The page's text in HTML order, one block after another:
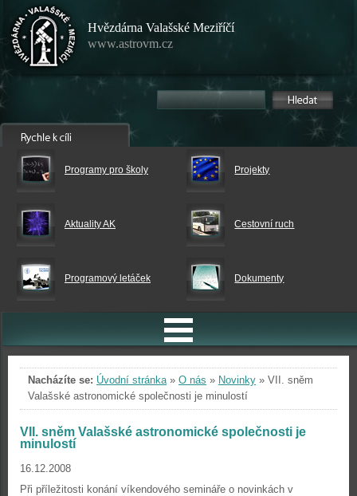
Hvězdárna Valašské Meziříčí
www.astrovm.cz
Programy pro školy Projekty
Aktuality AK Cestovní ruch
Programový letáček Dokumenty
Nacházíte se: Úvodní stránka» O nás » Novinky » VII. sněm
Valašské astronomické společnosti je minulostí
VII. sněm Valašské astronomické společnosti je
minulostí
16.12.2008
Při příležitosti konání víkendového semináře o novinkách v